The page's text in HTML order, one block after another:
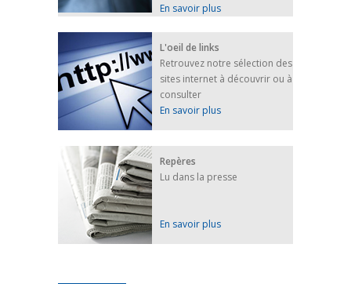
En savoir plus
L'oeil de links
Retrouvez notre sélection des
sites internet à découvrir ou à
consulter
En savoir plus
Repères
Lu dans la presse
En savoir plus